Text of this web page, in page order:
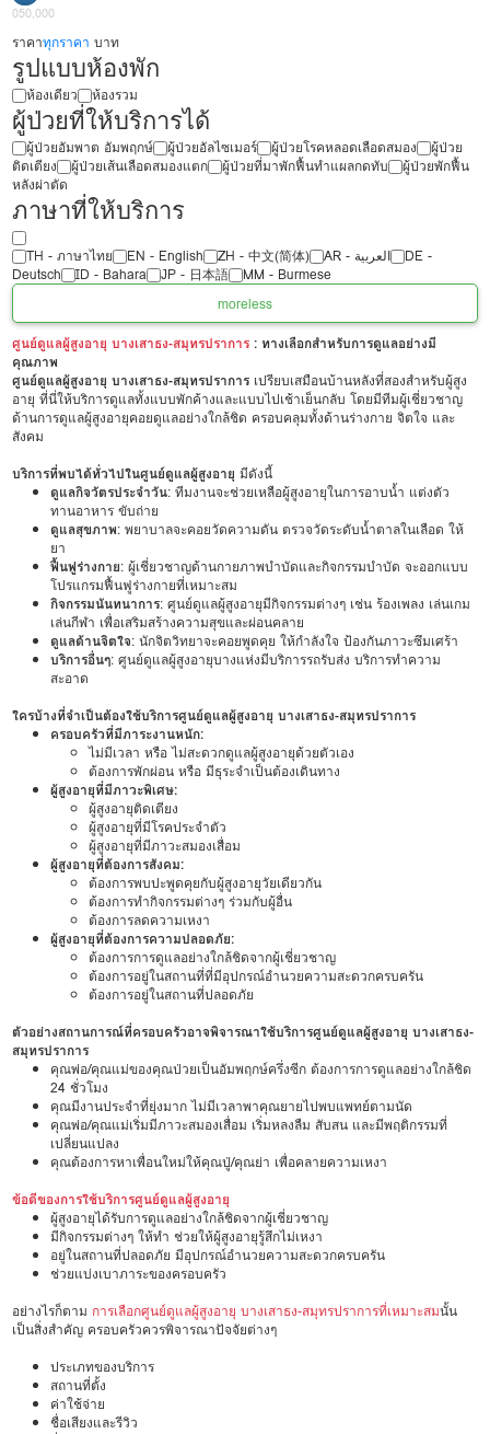
050,000
ราคาทุกราคา บาท
รูปแบบห้องพัก
ห้องเดียว ห้องรวม
ผู้ป่วยที่ให้บริการได้
ผู้ป่วยอัมพาต อัมพฤกษ์ ผู้ป่วยอัลไซเมอร์ ผู้ป่วยโรคหลอดเลือดสมอง
ผู้ป่วย
ติดเตียง
ผู้ป่วยเส้นเลือดสมองแตก ผู้ป่วยที่มาพักฟื้นทำแผลกดทับ
ผู้ป่วยพักฟื้น
หลังผ่าตัด
ภาษาที่ให้บริการ
TH - ‏ภาษาไทย EN - English ZH - 中文(简体) ‏AR - ‏العربية‏
DE -
Deutsch
ID - Bahara JP - 日本語
MM - Burmese
moreless
ศูนย์ดูแลผู้สูงอายุ บางเสาธง-สมุทรปราการ : ทางเลือกสำหรับการดูแลอย่างมี
คุณภาพ
ศูนย์ดูแลผู้สูงอายุ บางเสาธง-สมุทรปราการ เปรียบเสมือนบ้านหลังที่สองสำหรับผู้สูง
อายุ ที่นี่ให้บริการดูแลทั้งแบบพักค้างและแบบไปเช้าเย็นกลับ โดยมีทีมผู้เชี่ยวชาญ
ด้านการดูแลผู้สูงอายุคอยดูแลอย่างใกล้ชิด ครอบคลุมทั้งด้านร่างกาย จิตใจ และ
สังคม
บริการที่พบได้ทั่วไปในศูนย์ดูแลผู้สูงอายุ มีดังนี้
ดูแลกิจวัตรประจำวัน: ทีมงานจะช่วยเหลือผู้สูงอายุในการอาบน้ำ แต่งตัว
ทานอาหาร ขับถ่าย
ดูแลสุขภาพ: พยาบาลจะคอยวัดความดัน ตรวจวัดระดับน้ำตาลในเลือด ให้
ยา
ฟื้นฟูร่างกาย: ผู้เชี่ยวชาญด้านกายภาพบำบัดและกิจกรรมบำบัด จะออกแบบ
โปรแกรมฟื้นฟูร่างกายที่เหมาะสม
กิจกรรมนันทนาการ: ศูนย์ดูแลผู้สูงอายุมีกิจกรรมต่างๆ เช่น ร้องเพลง เล่นเกม
เล่นกีฬา เพื่อเสริมสร้างความสุขและผ่อนคลาย
ดูแลด้านจิตใจ: นักจิตวิทยาจะคอยพูดคุย ให้กำลังใจ ป้องกันภาวะซึมเศร้า
บริการอื่นๆ: ศูนย์ดูแลผู้สูงอายุบางแห่งมีบริการรถรับส่ง บริการทำความ
สะอาด
ใครบ้างที่จำเป็นต้องใช้บริการศูนย์ดูแลผู้สูงอายุ บางเสาธง-สมุทรปราการ
ครอบครัวที่มีภาระงานหนัก:
ไม่มีเวลา หรือ ไม่สะดวกดูแลผู้สูงอายุด้วยตัวเอง
ต้องการพักผ่อน หรือ มีธุระจำเป็นต้องเดินทาง
ผู้สูงอายุที่มีภาวะพิเศษ:
ผู้สูงอายุติดเตียง
ผู้สูงอายุที่มีโรคประจำตัว
ผู้สูงอายุที่มีภาวะสมองเสื่อม
ผู้สูงอายุที่ต้องการสังคม:
ต้องการพบปะพูดคุยกับผู้สูงอายุวัยเดียวกัน
ต้องการทำกิจกรรมต่างๆ ร่วมกับผู้อื่น
ต้องการลดความเหงา
ผู้สูงอายุที่ต้องการความปลอดภัย:
ต้องการการดูแลอย่างใกล้ชิดจากผู้เชี่ยวชาญ
ต้องการอยู่ในสถานที่ที่มีอุปกรณ์อำนวยความสะดวกครบครัน
ต้องการอยู่ในสถานที่ปลอดภัย
ตัวอย่างสถานการณ์ที่ครอบครัวอาจพิจารณาใช้บริการศูนย์ดูแลผู้สูงอายุ บางเสาธง-
สมุทรปราการ
คุณพ่อ/คุณแม่ของคุณป่วยเป็นอัมพฤกษ์ครึ่งซีก ต้องการการดูแลอย่างใกล้ชิด
24 ชั่วโมง
คุณมีงานประจำที่ยุ่งมาก ไม่มีเวลาพาคุณยายไปพบแพทย์ตามนัด
คุณพ่อ/คุณแม่เริ่มมีภาวะสมองเสื่อม เริ่มหลงลืม สับสน และมีพฤติกรรมที่
เปลี่ยนแปลง
คุณต้องการหาเพื่อนใหม่ให้คุณปู่/คุณย่า เพื่อคลายความเหงา
ข้อดีของการใช้บริการศูนย์ดูแลผู้สูงอายุ
ผู้สูงอายุได้รับการดูแลอย่างใกล้ชิดจากผู้เชี่ยวชาญ
มีกิจกรรมต่างๆ ให้ทำ ช่วยให้ผู้สูงอายุรู้สึกไม่เหงา
อยู่ในสถานที่ปลอดภัย มีอุปกรณ์อำนวยความสะดวกครบครัน
ช่วยแบ่งเบาภาระของครอบครัว
อย่างไรก็ตาม การเลือกศูนย์ดูแลผู้สูงอายุ บางเสาธง-สมุทรปราการที่เหมาะสมนั้น
เป็นสิ่งสำคัญ ครอบครัวควรพิจารณาปัจจัยต่างๆ
ประเภทของบริการ
สถานที่ตั้ง
ค่าใช้จ่าย
ชื่อเสียงและรีวิว